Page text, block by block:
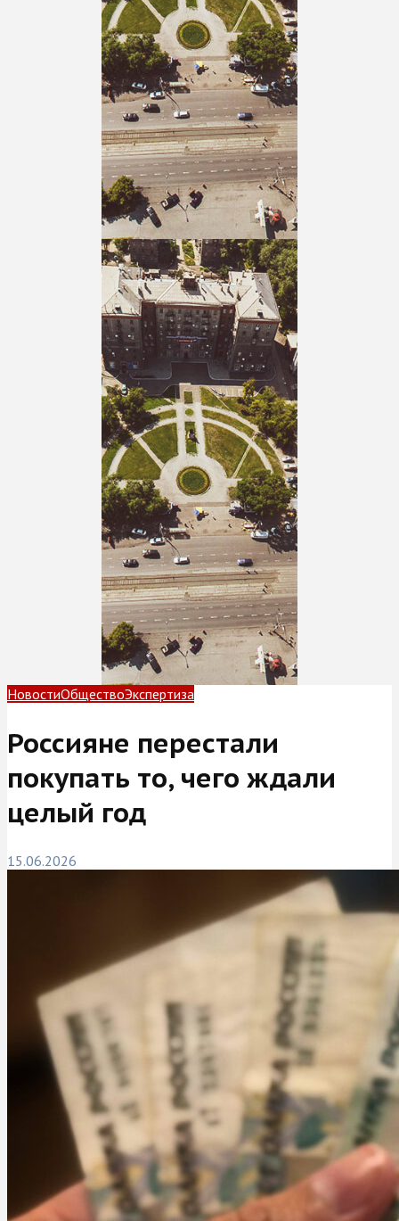
НовостиОбществоЭкспертиза
Россияне перестали
покупать то, чего ждали
целый год
15.06.2026